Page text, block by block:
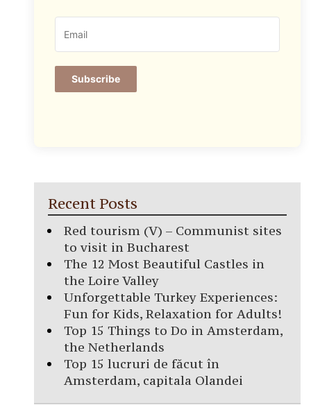
Subscribe
Recent Posts
Red tourism (V) – Communist sites
to visit in Bucharest
The 12 Most Beautiful Castles in
the Loire Valley
Unforgettable Turkey Experiences:
Fun for Kids, Relaxation for Adults!
Top 15 Things to Do in Amsterdam,
the Netherlands
Top 15 lucruri de făcut în
Amsterdam, capitala Olandei